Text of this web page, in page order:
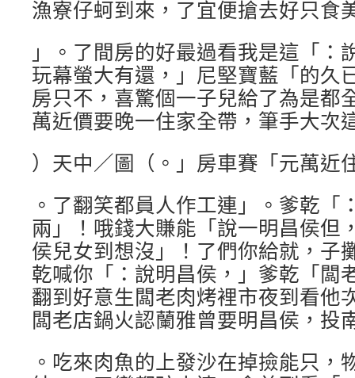
漁寮仔蚵到來，了宜便搶去好只食
」。了間房的好最過看我是這「：
玩幕螢大有還，」尼堅寶藍「的久
房只不，喜驚個一子兒給了為是都
萬近價要晚一住家全帶，筆手大次
）天中／圖（。」房車賽「元萬
。了翻笑都員人作工連」。爹乾「
兩」！哦錢大賺能「說一明昌侯但
侯兒女到想沒」！了們你給就，子
乾喊你「：說明昌侯，」爹乾「闆
翻到好意生闆老肉烤裡市夜到看他
闆老店鍋火認蘭雅曾要明昌侯，投
。吃來肉魚的上發沙在掉撿能只，